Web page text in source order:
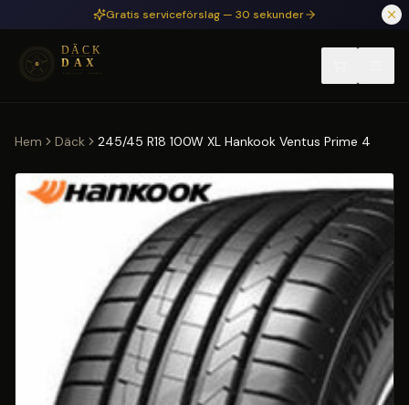
Hoppa till huvudinnehållGratis serviceförslag — 30 sekunder
Hem Däck 245/45 R18 100W XL Hankook Ventus Prime 4